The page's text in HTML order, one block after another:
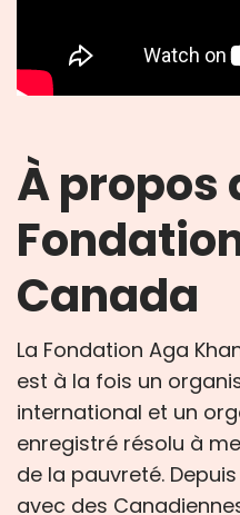
À propos
Canada
La Fondation Aga
est à la fois un
international et un
enregistré résolu à
de la pauvreté.
avec des